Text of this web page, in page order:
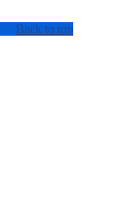
Back to top